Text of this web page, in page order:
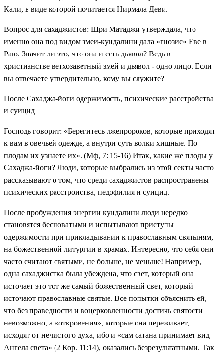
Кали, в виде которой почитается Нирмала Деви.
Вопрос для сахаджистов: Шри Матаджи утверждала, что
именно она под видом змеи-кундалини дала «гнозис» Еве в
Раю. Значит ли это, что она и есть дьявол? Ведь в
христианстве ветхозаветный змей и дьявол - одно лицо. Если
вы отвечаете утвердительно, кому вы служите?
После Сахаджа-йоги одержимость, психические расстройства
и суицид
Господь говорит: «Берегитесь лжепророков, которые приходят
к вам в овечьей одежде, а внутри суть волки хищные. По
плодам их узнаете их». (Мф, 7: 15-16) Итак, какие же плоды у
Сахаджа-йоги? Люди, которые выбрались из этой секты часто
рассказывают о том, что среди сахаджистов распространены
психических расстройства, педофилия и суицид.
После пробуждения энергии кундалини люди нередко
становятся бесноватыми и испытывают приступы
одержимости при прикладывании к православным святыням,
на божественной литургии в храмах. Интересно, что себя они
часто считают святыми, не больше, не меньше! Например,
одна сахаджистка была убеждена, что свет, который она
источает это тот же самый божественный свет, который
источают православные святые. Все попытки объяснить ей,
что без праведности и воцерковленности достичь святости
невозможно, а «откровения», которые она переживает,
исходят от нечистого духа, ибо и «сам сатана принимает вид
Ангела света» (2 Кор. 11:14), оказались безрезультатными. Так